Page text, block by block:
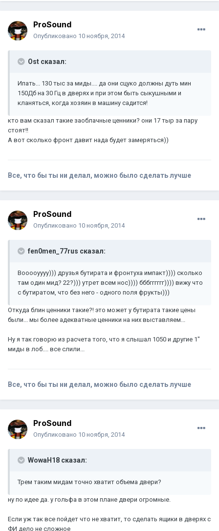
ProSound
Опубликовано 10 ноября, 2014
Ost сказал:
Ипать... 130 тыс за миды.... да они сцуко должны дуть мин
150Дб на 30 Гц в дверях и при этом быть сыкушными и
кланяться, когда хозяин в машину садится!
кто вам сказал такие заоблачные ценники? они 17 тыр за пару
стоят!!
А вот сколько фронт давит нада будет замеряться))
Все, что бы ты ни делал, можно было сделать лучше
ProSound
Опубликовано 10 ноября, 2014
fen0men_77rus сказал:
Вооооуууу))) друзья бутирата и фронтуха импакт)))) сколько
там один мид? 22?))) утрет всем нос)))) бббгггггг)))) вижу что
с бутиратом, что без него - одного поля фрукты)))
Откуда блин ценники такие?! это может у бутирата такие цены
были... мы более адекватные ценники на них выставляем...
Ну я так говорю из расчета того, что я слышал 1050 и другие 1"
миды в лоб.... все слили...
Все, что бы ты ни делал, можно было сделать лучше
ProSound
Опубликовано 10 ноября, 2014
WowaH18 сказал:
Трем таким мидам точно хватит объема двери?
ну по идее да. у гольфа в этом плане двери огромные.
Если уж так все пойдет что не хватит, то сделать ящики в дверях с
ФИ дело не сложное